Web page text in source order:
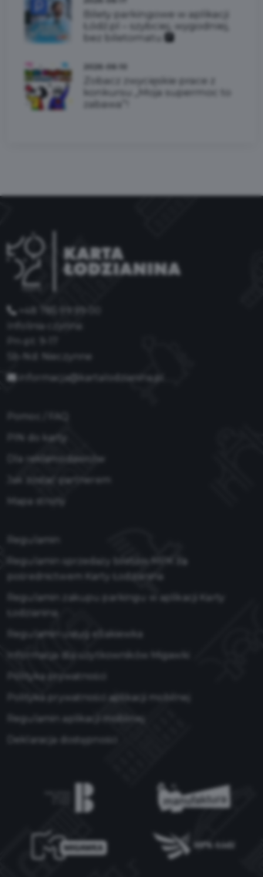
Bilety parkingowe w aplikacji
Łódź.pl – szybciej, wygodniej,
bez biletomatu 🅿️
Zobacz zwycięskie prace z
konkursu „Moja supermoc to
zabawa”!
+48 785 99 99 00
informacja@kartalodzianina.pl
PIN do karty
Jak zostać partnerem
Mapa strony
Regulamin zakupu parkingu w aplikacji Karty
Regulamin usług eSakiewka
Informacja dla użytkowników Migawki
Polityka prywatności aplikacji mobilnej
Regulamin aplikacji mobilnej
Deklaracja dostępności